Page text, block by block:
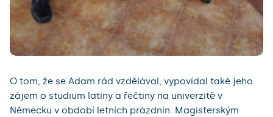
O tom, že se Adam rád vzdělával, vypovídal také jeho
zájem o studium latiny a řečtiny na univerzitě v
Německu v období letních prázdnin. Magisterským